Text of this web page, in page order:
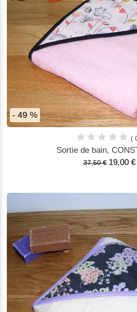
- 49 %
(
Sortie de bain,
37,50 € 19,00 €